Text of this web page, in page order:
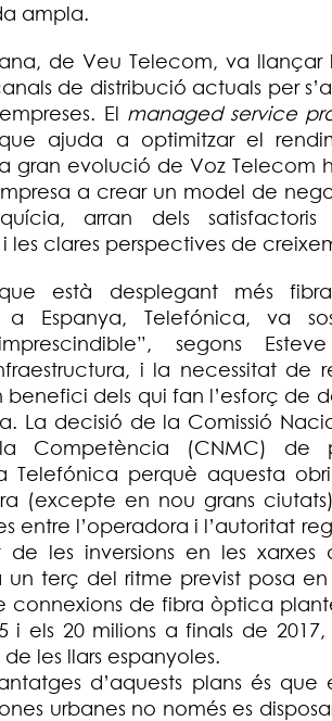
ampla.
de Veu Telecom, va llançar
de distribució actuals per
El managed service
ajuda a optimitzar el
gran evolució de Voz Telecom
a crear un model de
arran dels satisfactoris
les clares perspectives de
que està desplegant més
a Espanya, Telefónica, va
segons
i la necessitat de
benefici dels qui fan l’esforç de
La decisió de la Comissió
Competència (CNMC) de
Telefónica perquè aquesta
(excepte en nou grans
entre l’operadora i l’autoritat
de les inversions en les xarxes
un terç del ritme previst posa en
connexions de fibra òptica
i els 20 milions a finals de
de les llars espanyoles.
d’aquests plans és que
urbanes no només es